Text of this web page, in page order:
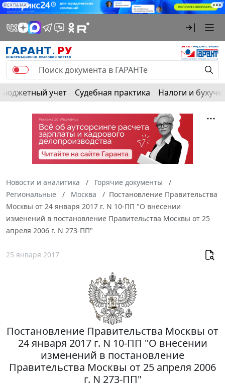
РЕКЛАМА
Бюджетный учет Судебная практика Налоги и
Новости и аналитика
Горячие документы
Региональные
Москва
Постановление Правительства
Москвы от 24 января 2017 г. N 10-ПП "О внесении
изменений в постановление Правительства Москвы от 25
апреля 2006 г. N 273-ПП"
25 января 2017
Постановление Правительства Москвы от
24 января 2017 г. N 10-ПП "О внесении
изменений в постановление
Правительства Москвы от 25 апреля 2006
г. N 273-ПП"